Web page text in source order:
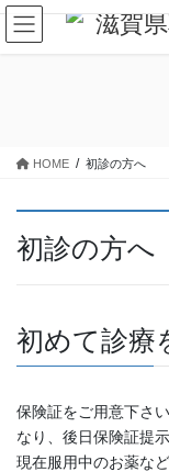
コ
ン
ナ
ビ
HOME 初診の方へ
初診の方へ
初めて診療
保険証をご用意下さ
なり、後日保険証提
現在服用中のお薬な